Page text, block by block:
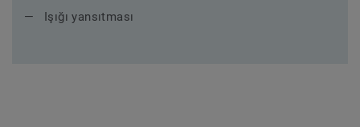
Işığı yansıtması